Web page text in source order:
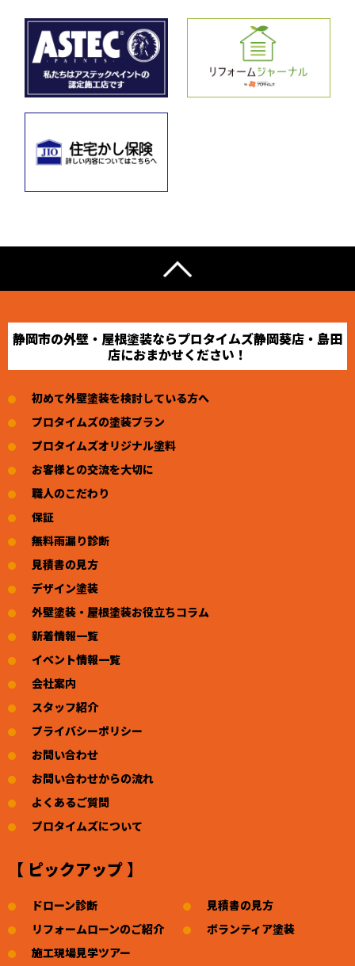
静岡市の外壁・屋根塗装ならプロタイムズ静岡葵店・島田
店におまかせください！
初めて外壁塗装を検討している方へ
プロタイムズの塗装プラン
プロタイムズオリジナル塗料
お客様との交流を大切に
職人のこだわり
保証
無料雨漏り診断
見積書の見方
デザイン塗装
外壁塗装・屋根塗装お役立ちコラム
新着情報一覧
イベント情報一覧
会社案内
スタッフ紹介
プライバシーポリシー
お問い合わせ
お問い合わせからの流れ
よくあるご質問
プロタイムズについて
【 ピックアップ 】
ドローン診断
リフォームローンのご紹介
見積書の見方
ボランティア塗装
施工現場見学ツアー